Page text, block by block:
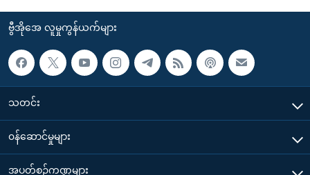
ဗွီအိုအေ လူမှုကွန်ယက်များ
သတင်း
၀န်ဆောင်မှုများ
အပတ်စဉ်ကဏ္ဍများ